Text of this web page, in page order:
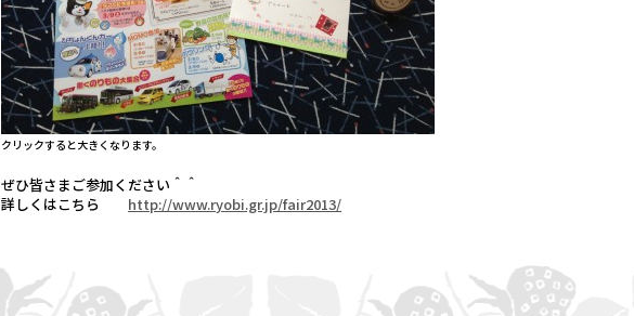
クリックすると大きくなります。
ぜひ皆さまご参加ください＾＾
詳しくはこちら http://www.ryobi.gr.jp/fair2013/